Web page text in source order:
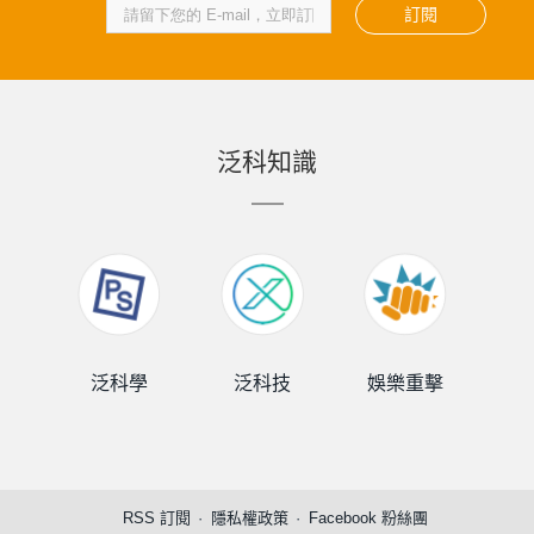
訂閱
泛科知識
泛科學 泛科技 娛樂重擊
RSS 訂閱 隱私權政策 Facebook 粉絲團